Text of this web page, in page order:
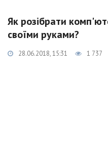
Як розібрати
своїми руками?
28.06.2018, 15:31 1 737